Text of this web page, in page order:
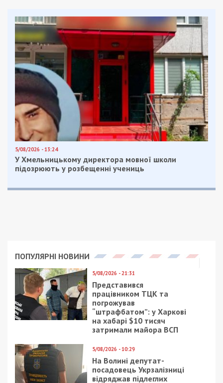
Мужчина в сознании и утверждает, что не знает,
как оказался в автомобиле. Также врачи
заметили у потерпевшего признаки сильного
алкогольного опьянения.
Facebook
Telegram
Twitter
WhatsApp
ViberEmail
Категории:Суспільство| Метки:
автомобиль,столб
Рекламні блоки дають нам змогу
залишатися незалежними ЗМІ, а вам -
отримувати найсвіжіші новини під ними.
Приєднуйтесь також до 49000 в Google News. Слідкуйте
за останніми новинами!